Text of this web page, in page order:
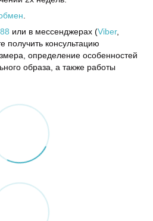
или в мессенджерах (Viber,
получить консультацию
определение особенностей
образа, а также работы